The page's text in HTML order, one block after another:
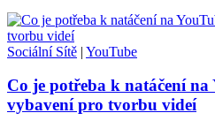
Sociální Sítě | YouTube
Co je potřeba k natáčení
vybavení pro tvorbu videí